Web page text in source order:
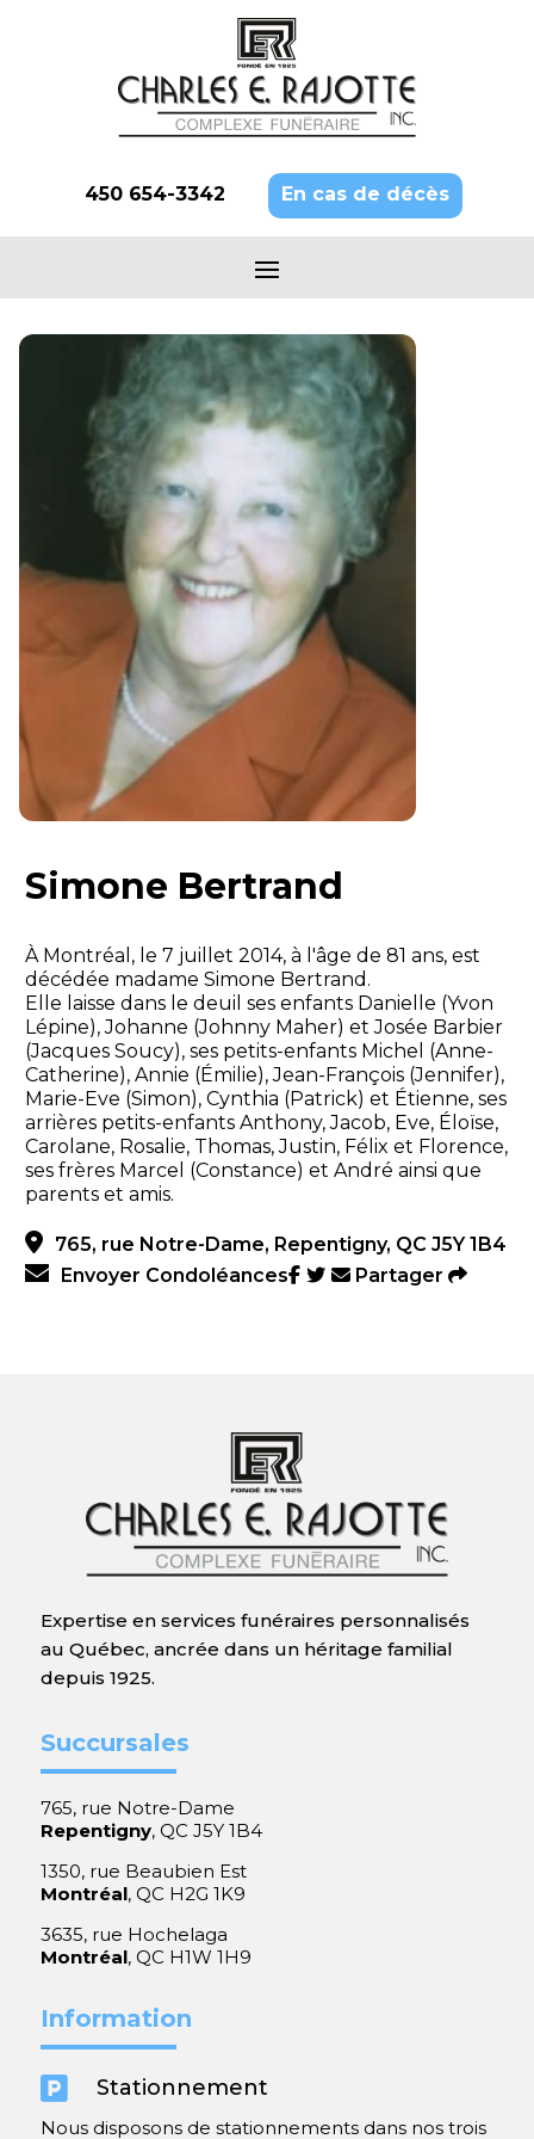
450 654-3342 En cas de décès
Simone Bertrand
À Montréal, le 7 juillet 2014, à l'âge de 81 ans, est
décédée madame Simone Bertrand.
Elle laisse dans le deuil ses enfants Danielle (Yvon
Lépine), Johanne (Johnny Maher) et Josée Barbier
(Jacques Soucy), ses petits-enfants Michel (Anne-
Catherine), Annie (Émilie), Jean-François (Jennifer),
Marie-Eve (Simon), Cynthia (Patrick) et Étienne, ses
arrières petits-enfants Anthony, Jacob, Eve, Éloïse,
Carolane, Rosalie, Thomas, Justin, Félix et Florence,
ses frères Marcel (Constance) et André ainsi que
parents et amis.
765, rue Notre-Dame, Repentigny, QC J5Y 1B4
Envoyer Condoléances
Partager
Expertise en services funéraires personnalisés
au Québec, ancrée dans un héritage familial
depuis 1925.
Succursales
765, rue Notre-Dame
Repentigny, QC J5Y 1B4
1350, rue Beaubien Est
Montréal, QC H2G 1K9
3635, rue Hochelaga
Montréal, QC H1W 1H9
Information
 Stationnement
Nous disposons de stationnements dans nos trois